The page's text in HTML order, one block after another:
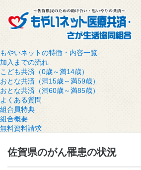
もやいネットの特徴・内容一覧
加入までの流れ
こども共済（0歳～満14歳）
おとな共済（満15歳～満59歳）
おとな共済（満60歳～満85歳）
よくある質問
組合員特典
組合概要
無料資料請求
佐賀県のがん罹患の状況